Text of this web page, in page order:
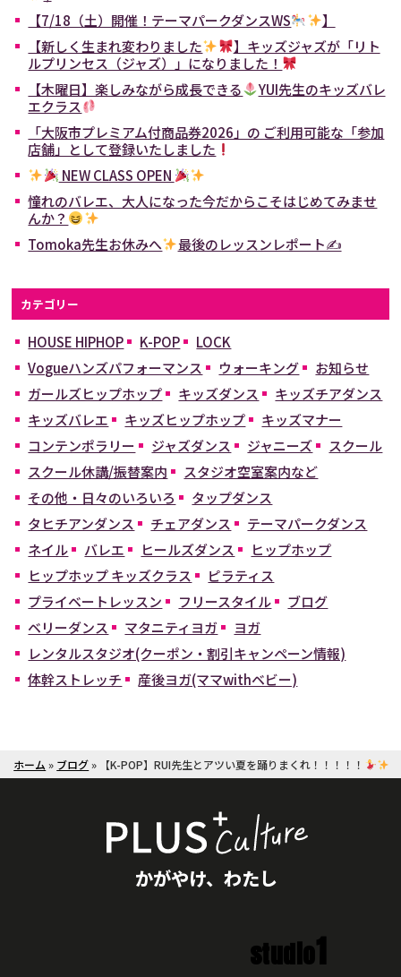
【7/18（土）開催！テーマパークダンスWS
】
【新しく生まれ変わりました
】キッズジャズが「リト
ルプリンセス（ジャズ）」になりました！
【木曜日】楽しみながら成長できる
YUI先生のキッズバレ
エクラス
「大阪市プレミアム付商品券2026」の ご利用可能な「参加
店舗」として登録いたしました
NEW CLASS OPEN
憧れのバレエ、大人になった今だからこそはじめてみませ
んか？
Tomoka先生お休みへ
最後のレッスンレポート✍
カテゴリー
HOUSE HIPHOP K-POP
LOCK
Vogueハンズパフォーマンス
ウォーキング
お知らせ
ガールズヒップホップ
キッズダンス
キッズチアダンス
キッズバレエ
キッズヒップホップ
キッズマナー
コンテンポラリー
ジャズダンス ジャニーズ
スクール
スクール休講/振替案内
スタジオ空室案内など
その他・日々のいろいろ
タップダンス
タヒチアンダンス
チェアダンス
テーマパークダンス
ネイル
バレエ ヒールズダンス
ヒップホップ
ヒップホップ キッズクラス
ピラティス
プライベートレッスン
フリースタイル
ブログ
ベリーダンス
マタニティヨガ
ヨガ
レンタルスタジオ(クーポン・割引キャンペーン情報)
体幹ストレッチ
産後ヨガ(ママwithベビー)
ホーム » ブログ» 【K-POP】RUI先生とアツい夏を踊りまくれ！！！！！
かがやけ、わたし
studio1